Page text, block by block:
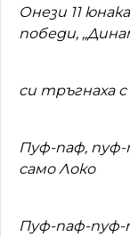
Онези 11
победи,
си тръгнаха
Пуф-паф, пуф-
само Локо
Пуф-паф-пуф-